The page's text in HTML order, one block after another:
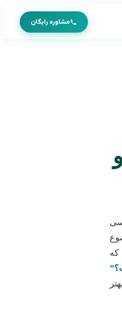
مشاوره رایگان
که